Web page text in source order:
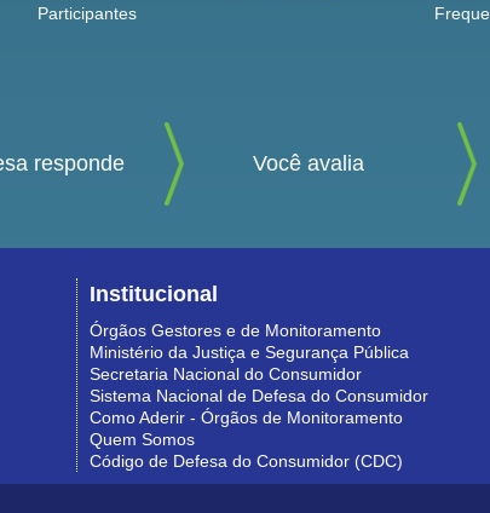
Participantes
responde Você avalia
Institucional
Órgãos Gestores e de Monitoramento
Ministério da Justiça e Segurança Pública
Secretaria Nacional do Consumidor
Sistema Nacional de Defesa do Consumidor
Como Aderir - Órgãos de Monitoramento
Quem Somos
Código de Defesa do Consumidor (CDC)